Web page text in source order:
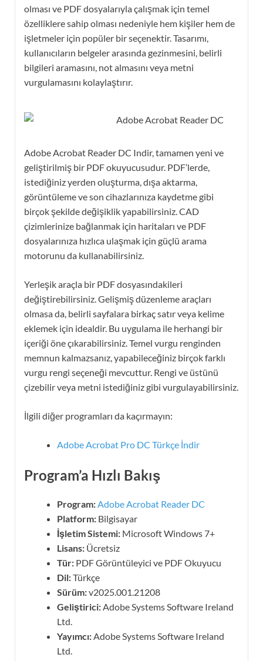
olması ve PDF dosyalarıyla çalışmak için temel
özelliklere sahip olması nedeniyle hem kişiler hem de
işletmeler için popüler bir seçenektir. Tasarımı,
kullanıcıların belgeler arasında gezinmesini, belirli
bilgileri aramasını, not almasını veya metni
vurgulamasını kolaylaştırır.
Adobe Acrobat Reader DC Indir, tamamen yeni ve
geliştirilmiş bir PDF okuyucusudur. PDF’lerde,
istediğiniz yerden oluşturma, dışa aktarma,
görüntüleme ve son cihazlarınıza kaydetme gibi
birçok şekilde değişiklik yapabilirsiniz. CAD
çizimlerinize bağlanmak için haritaları ve PDF
dosyalarınıza hızlıca ulaşmak için güçlü arama
motorunu da kullanabilirsiniz.
Yerleşik araçla bir PDF dosyasındakileri
değiştirebilirsiniz. Gelişmiş düzenleme araçları
olmasa da, belirli sayfalara birkaç satır veya kelime
eklemek için idealdir. Bu uygulama ile herhangi bir
içeriği öne çıkarabilirsiniz. Temel vurgu renginden
memnun kalmazsanız, yapabileceğiniz birçok farklı
vurgu rengi seçeneği mevcuttur. Rengi ve üstünü
çizebilir veya metni istediğiniz gibi vurgulayabilirsiniz.
İlgili diğer programları da kaçırmayın:
Adobe Acrobat Pro DC Türkçe İndir
Program’a Hızlı Bakış
Program:Adobe Acrobat Reader DC
Platform: Bilgisayar
İşletim Sistemi: Microsoft Windows 7+
Lisans: Ücretsiz
Tür: PDF Görüntüleyici ve PDF Okuyucu
Dil:Türkçe
Sürüm:v2025.001.21208
Geliştirici:Adobe Systems Software Ireland
Ltd.
Yayımcı:Adobe Systems Software Ireland
Ltd.